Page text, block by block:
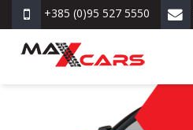
+385 (0)95 527 5550